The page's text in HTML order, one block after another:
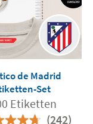
de Madrid
Set
Etiketten
(242)